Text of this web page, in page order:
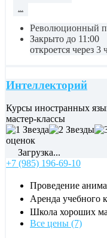
...
Революционный
Закрыто до 11:00
откроется через 3
Интеллекторий
Курсы иностранных
мастер-классы
оценок
Загрузка...
+7 (985) 196-69-10
Проведение
Аренда учебного
Школа хороших
Все цены (7)